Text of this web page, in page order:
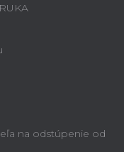
na odstúpenie od